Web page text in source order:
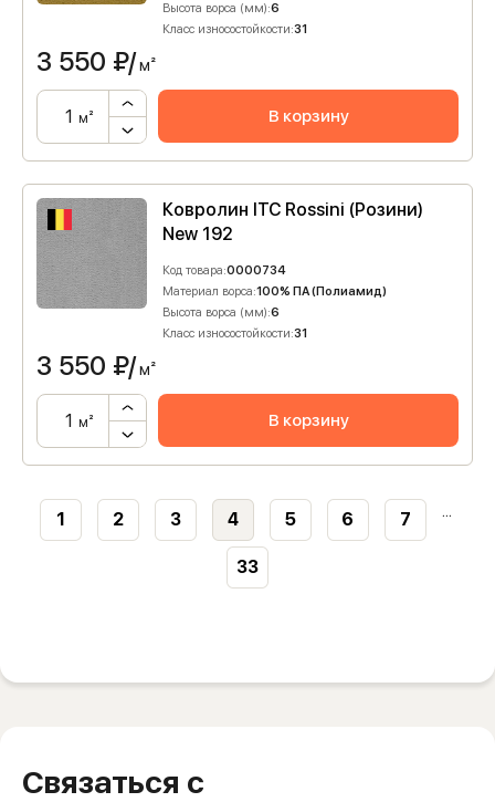
Высота ворса (мм):6
Класс износостойкости:31
3 550 ₽/м²
м² В корзину
Ковролин ITC Rossini (Розини)
New 192
Код товара:0000734
Материал ворса:100% ПА (Полиамид)
Высота ворса (мм):6
Класс износостойкости:31
3 550 ₽/м²
м² В корзину
1 2 3 4 5 6 7 ...
33
Связаться с